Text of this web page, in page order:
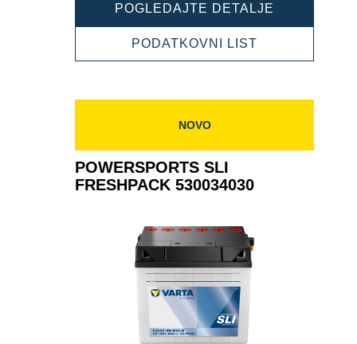
POGLEDAJTE DETALJE
PODATKOVNI LIST
NOVO
POWERSPORTS SLI
FRESHPACK 530034030